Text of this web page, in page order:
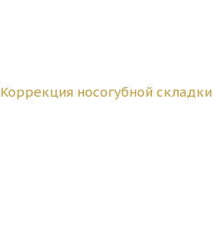
Коррекция носогубной складки